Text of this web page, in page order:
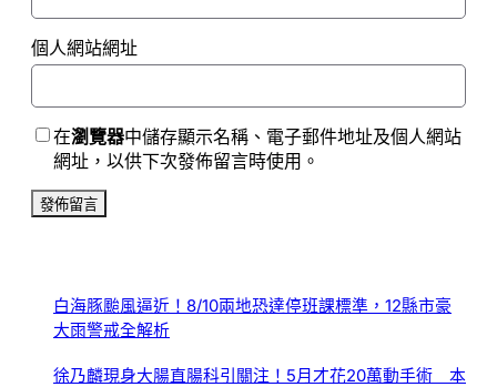
個人網站網址
在瀏覽器中儲存顯示名稱、電子郵件地址及個人網站
網址，以供下次發佈留言時使用。
白海豚颱風逼近！8/10兩地恐達停班課標準，12縣市豪
大雨警戒全解析
徐乃麟現身大腸直腸科引關注！5月才花20萬動手術 本